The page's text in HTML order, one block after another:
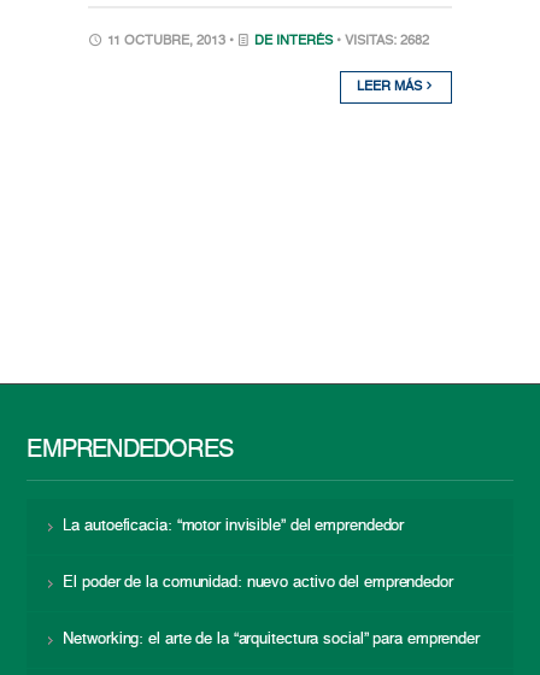
11 OCTUBRE, 2013 • DE INTERÉS • VISITAS: 2682
LEER MÁS
EMPRENDEDORES
La autoeficacia: “motor invisible” del emprendedor
El poder de la comunidad: nuevo activo del emprendedor
Networking: el arte de la “arquitectura social” para emprender